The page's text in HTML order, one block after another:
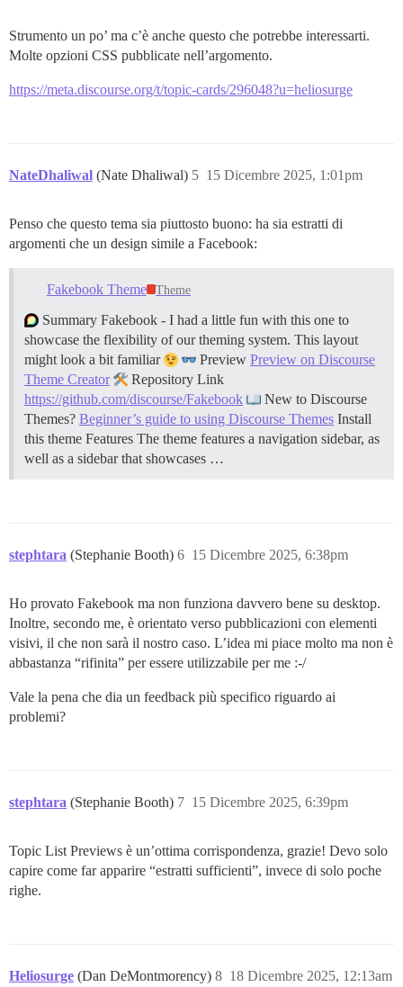
Strumento un po’ ma c’è anche questo che potrebbe interessarti.
Molte opzioni CSS pubblicate nell’argomento.
https://meta.discourse.org/t/topic-cards/296048?u=heliosurge
NateDhaliwal (Nate Dhaliwal) 15 Dicembre 2025, 1:01pm
5
Penso che questo tema sia piuttosto buono: ha sia estratti di
argomenti che un design simile a Facebook:
Fakebook Theme Theme
Summary Fakebook - I had a little fun with this one to
showcase the flexibility of our theming system. This layout
might look a bit familiar
Preview Preview on Discourse
Theme Creator
Repository Link
https://github.com/discourse/Fakebook
New to Discourse
Themes? Beginner’s guide to using Discourse Themes Install
this theme Features The theme features a navigation sidebar, as
well as a sidebar that showcases …
stephtara (Stephanie Booth) 15 Dicembre 2025, 6:38pm
6
Ho provato Fakebook ma non funziona davvero bene su desktop.
Inoltre, secondo me, è orientato verso pubblicazioni con elementi
visivi, il che non sarà il nostro caso. L’idea mi piace molto ma non è
abbastanza “rifinita” per essere utilizzabile per me :-/
Vale la pena che dia un feedback più specifico riguardo ai
problemi?
stephtara (Stephanie Booth) 15 Dicembre 2025, 6:39pm
7
Topic List Previews è un’ottima corrispondenza, grazie! Devo solo
capire come far apparire “estratti sufficienti”, invece di solo poche
righe.
Heliosurge (Dan DeMontmorency) 18 Dicembre 2025, 12:13am
8